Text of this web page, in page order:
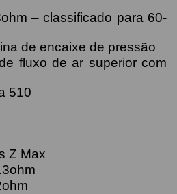
– classificado para 60-
de encaixe de pressão
fluxo de ar superior com
510
Z Max